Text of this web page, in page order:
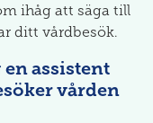
ihåg att säga till
ditt vårdbesök.
assistent
vården